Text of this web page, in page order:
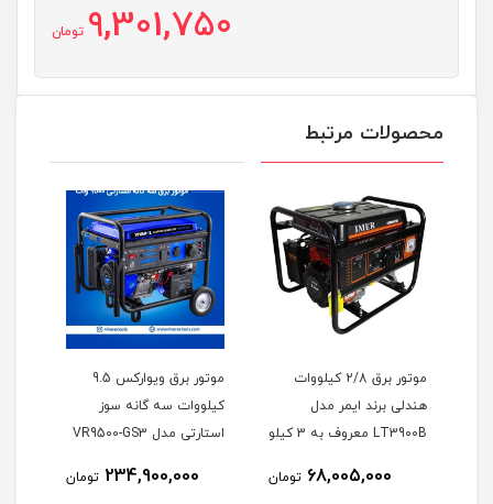
9,301,750 تومان
محصولات مرتبط
موتور برق 2/8 کیلووات
هندلی برند ایمر مدل
LT3900B معروف به 3 کیلو
68,005,000 تومان
موتور برق ویوارکس 9.5
کیلووات سه گانه سوز
استارتی مدل VR9500-GS3
234,900,000 تومان